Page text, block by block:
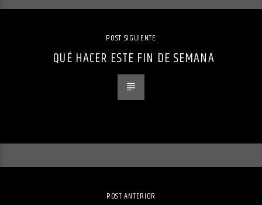
POST SIGUIENTE
QUÉ HACER ESTE FIN DE SEMANA
POST ANTERIOR